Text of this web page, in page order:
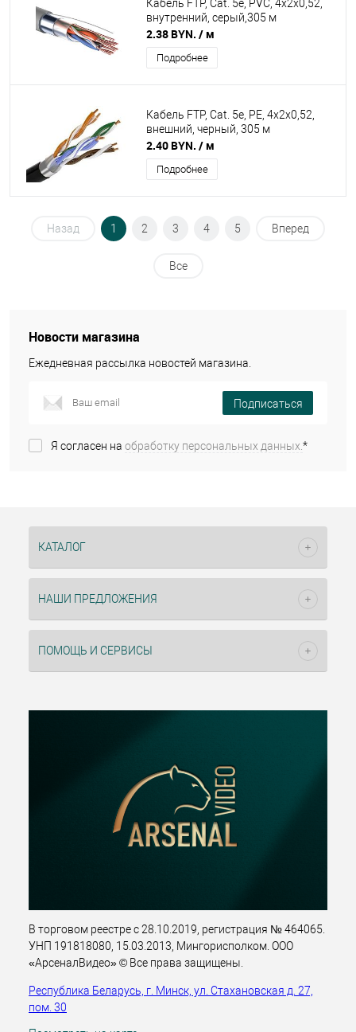
Кабель FTP, Cat. 5е, PVC, 4х2х0,52,
внутренний, серый,305 м
2.38 BYN. / м
Подробнее
Кабель FTP, Cat. 5e, PE, 4х2х0,52,
внешний, черный, 305 м
2.40 BYN. / м
Подробнее
Назад 1 2 3 4 5 Вперед
Все
Новости магазина
Ежедневная рассылка новостей магазина.
Подписаться
Я согласен на обработку персональных данных.*
КАТАЛОГ
НАШИ ПРЕДЛОЖЕНИЯ
ПОМОЩЬ И СЕРВИСЫ
В торговом реестре с 28.10.2019, регистрация № 464065.
УНП 191818080, 15.03.2013, Мингорисполком. ООО
«АрсеналВидео» © Все права защищены.
Республика Беларусь, г. Минск, ул. Стахановская д. 27,
пом. 30